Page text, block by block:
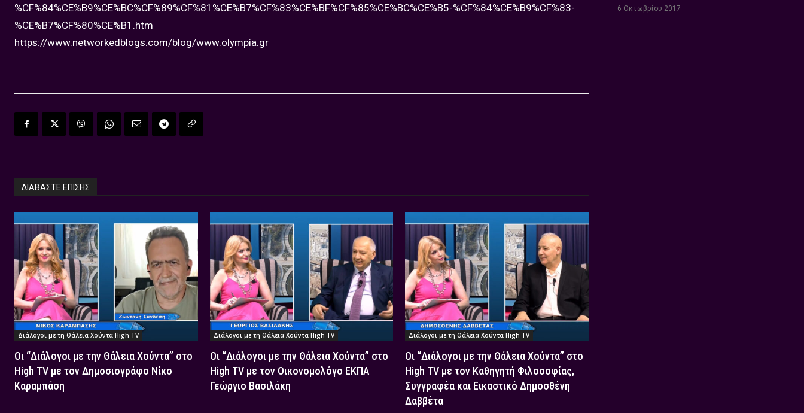
%CF%84%CE%B9%CE%BC%CF%89%CF%81%CE%B7%CF%83%CE%BF%CF%85%CE%BC%CE%B5-%CF%84%CE%B9%CF%83-
%CE%B7%CF%80%CE%B1.htm
https://www.networkedblogs.com/blog/www.olympia.gr
ΔΙΑΒΑΣΤΕ ΕΠΙΣΗΣ
Διάλογοι με τη Θάλεια Χούντα High TV
Οι “Διάλογοι με την Θάλεια Χούντα” στο
High TV με τον Δημοσιογράφο Νίκο
Καραμπάση
Διάλογοι με τη Θάλεια Χούντα High TV
Οι “Διάλογοι με την Θάλεια Χούντα” στο
High TV με τον Οικονομολόγο ΕΚΠΑ
Γεώργιο Βασιλάκη
Διάλογοι με τη Θάλεια Χούντα High TV
Οι “Διάλογοι με την Θάλεια Χούντα” στο
High TV με τον Καθηγητή Φιλοσοφίας,
Συγγραφέα και Εικαστικό Δημοσθένη
Δαββέτα
6 Οκτωβρίου 2017